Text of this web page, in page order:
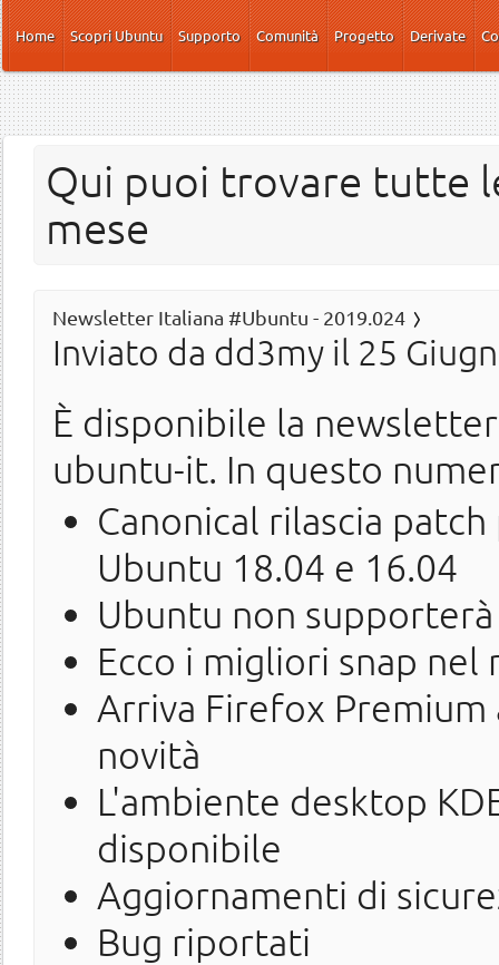
Salta al contenuto principale
Home
Scopri Ubuntu Supporto Comunità Progetto Derivate
Qui puoi trovare tutte
mese
Newsletter Italiana #Ubuntu - 2019.024
Inviato da dd3my il 25
È disponibile la
ubuntu-it. In questo
Canonical rilascia
Ubuntu 18.04 e 16.04
Ubuntu non
Ecco i migliori snap nel
Arriva Firefox
novità
L'ambiente desktop
disponibile
Aggiornamenti di
Bug riportati